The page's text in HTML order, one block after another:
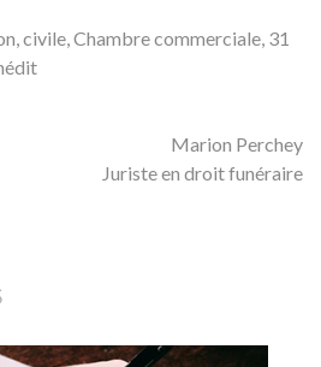
civile, Chambre commerciale, 31
Marion Perchey
Juriste en droit funéraire